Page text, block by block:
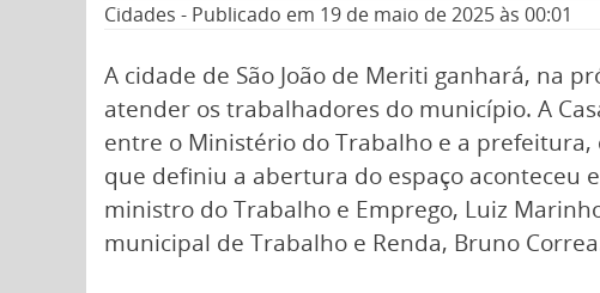
Cidades - Publicado em 19 de maio de 2025às 00:01
A cidade de São João de Meriti ganhará, na
atender os trabalhadores do município. A
entre o Ministério do Trabalho e a
que definiu a abertura do espaço aconteceu
ministro do Trabalho e Emprego, Luiz
municipal de Trabalho e Renda, Bruno